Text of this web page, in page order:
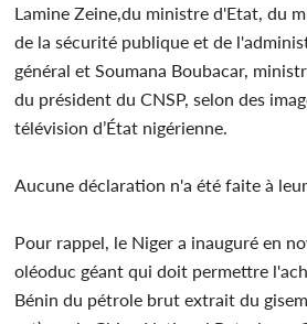
Lamine Zeine,du ministre d'Etat, du
de la sécurité publique et de
général et Soumana Boubacar,
du président du CNSP, selon des
télévision d’État nigérienne.
Aucune déclaration n'a été faite à
Pour rappel, le Niger a inauguré en
oléoduc géant qui doit permettre
Bénin du pétrole brut extrait du